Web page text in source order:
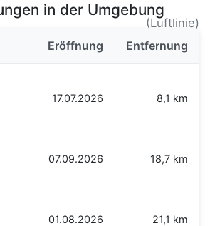
in der Umgebung
(Luftlinie)
Eröffnung Entfernung
17.07.2026 8,1 km
07.09.2026 18,7 km
01.08.2026 21,1 km